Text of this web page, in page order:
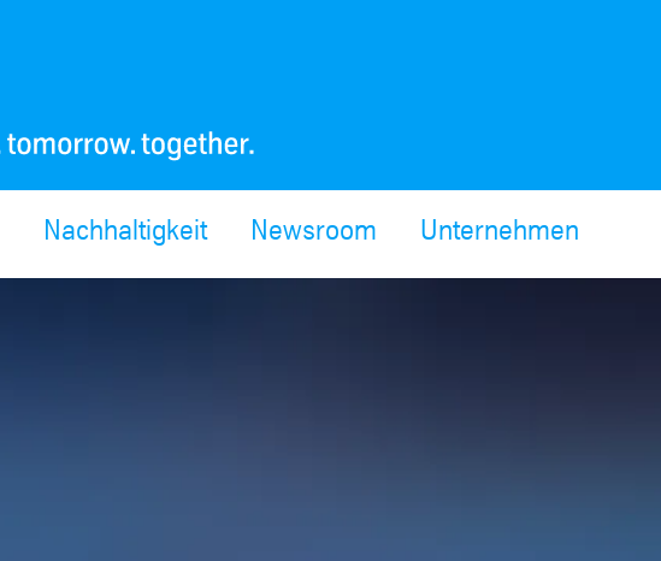
Nachhaltigkeit Newsroom Unternehmen